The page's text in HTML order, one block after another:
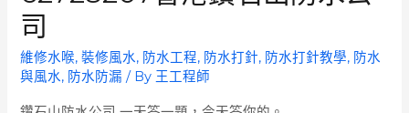
司
維修水喉,裝修風水, 防水工程, 防水打針, 防水打針教學, 防水
與風水, 防水防漏 / By 王工程師